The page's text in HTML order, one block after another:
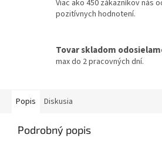
Viac ako 450 zákazníkov nás
pozitívnych hodnotení.
Tovar skladom
max do 2 pracovných dní.
Popis Diskusia
Podrobný popis